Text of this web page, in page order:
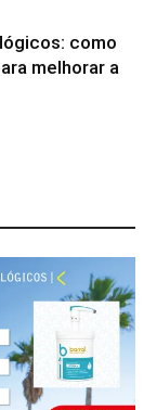
como
melhorar a